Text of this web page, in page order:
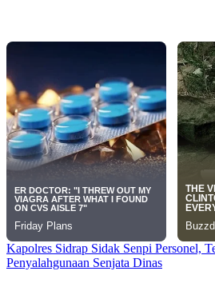
Kapolres Sidrap Sidak Senpi Personel,
Penyalahgunaan Senjata Dinas